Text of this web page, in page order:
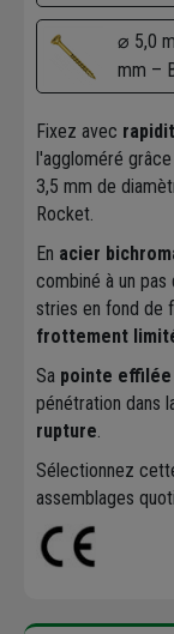
⌀ 5,0
mm –
100
Fixez avec
l'aggloméré
3,5 mm de
Rocket.
En acier
combiné à un
stries en fond de
frottement
Sa pointe effilée
pénétration dans
rupture
Sélectionnez
assemblages